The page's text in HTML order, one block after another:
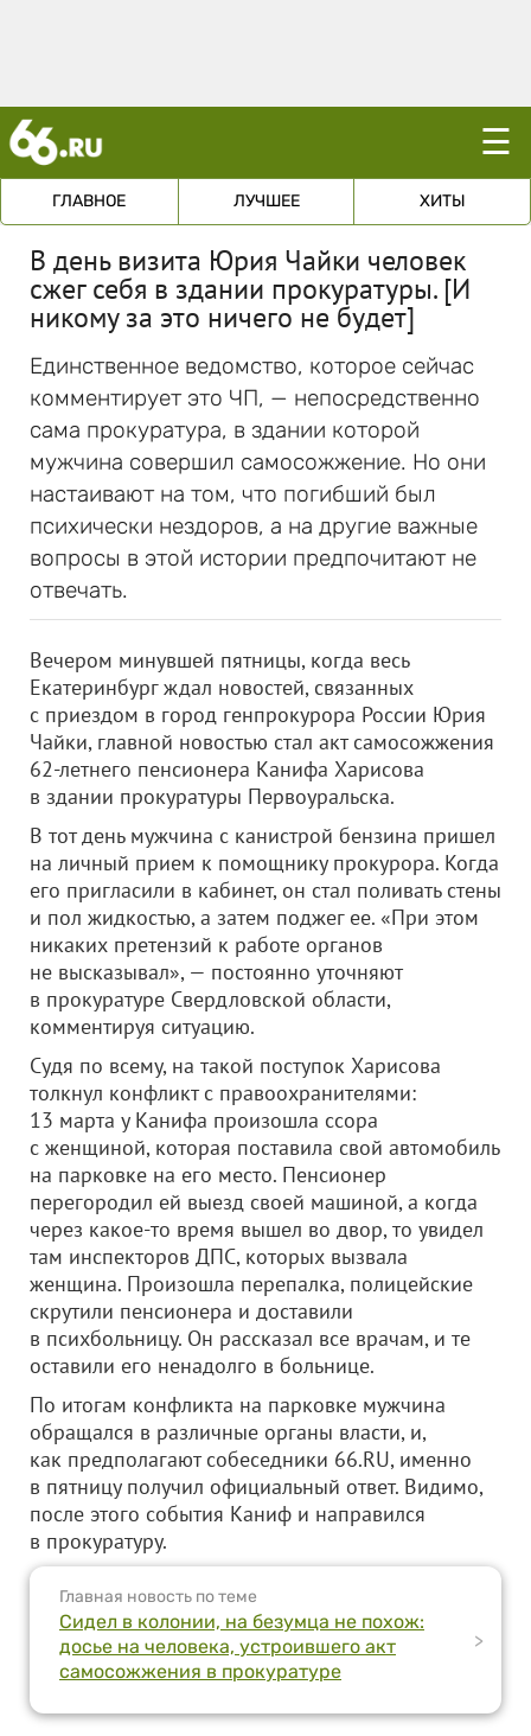
☰
ГЛАВНОЕ ЛУЧШЕЕ ХИТЫ
В день визита Юрия Чайки человек
сжег себя в здании прокуратуры. [И
никому за это ничего не будет]
Единственное ведомство, которое сейчас
комментирует это ЧП, — непосредственно
сама прокуратура, в здании которой
мужчина совершил самосожжение. Но они
настаивают на том, что погибший был
психически нездоров, а на другие важные
вопросы в этой истории предпочитают не
отвечать.
Вечером минувшей пятницы, когда весь
Екатеринбург ждал новостей, связанных
с приездом в город генпрокурора России Юрия
Чайки, главной новостью стал акт самосожжения
62-летнего пенсионера Канифа Харисова
в здании прокуратуры Первоуральска.
В тот день мужчина с канистрой бензина пришел
на личный прием к помощнику прокурора. Когда
его пригласили в кабинет, он стал поливать стены
и пол жидкостью, а затем поджег ее. «При этом
никаких претензий к работе органов
не высказывал», — постоянно уточняют
в прокуратуре Свердловской области,
комментируя ситуацию.
Судя по всему, на такой поступок Харисова
толкнул конфликт с правоохранителями:
13 марта у Канифа произошла ссора
с женщиной, которая поставила свой автомобиль
на парковке на его место. Пенсионер
перегородил ей выезд своей машиной, а когда
через какое-то время вышел во двор, то увидел
там инспекторов ДПС, которых вызвала
женщина. Произошла перепалка, полицейские
скрутили пенсионера и доставили
в психбольницу. Он рассказал все врачам, и те
оставили его ненадолго в больнице.
По итогам конфликта на парковке мужчина
обращался в различные органы власти, и,
как предполагают собеседники 66.RU, именно
в пятницу получил официальный ответ. Видимо,
после этого события Каниф и направился
в прокуратуру.
Главная новость по теме
Сидел в колонии, на безумца не похож:
досье на человека, устроившего акт
самосожжения в прокуратуре
>